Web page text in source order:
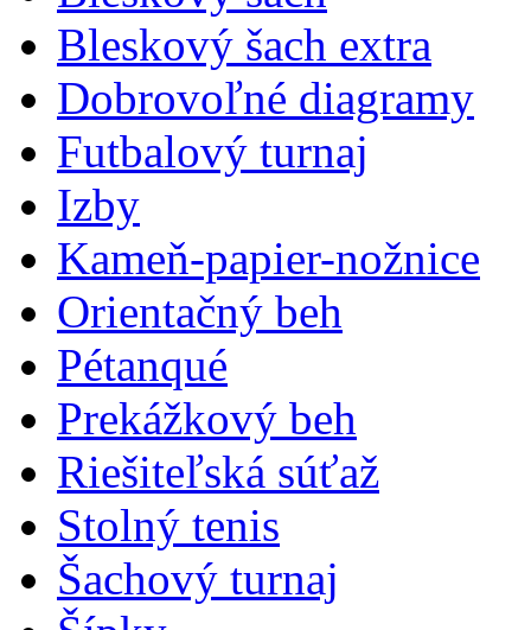
Bleskový šach extra
Dobrovoľné diagramy
Futbalový turnaj
Izby
Kameň-papier-nožnice
Orientačný beh
Pétanqué
Prekážkový beh
Riešiteľská súťaž
Stolný tenis
Šachový turnaj